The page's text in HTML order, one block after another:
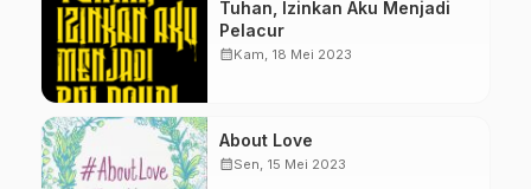
Tuhan, Izinkan Aku Menjadi
Pelacur
calendar_monthKam, 18 Mei 2023
About Love
calendar_monthSen, 15 Mei 2023